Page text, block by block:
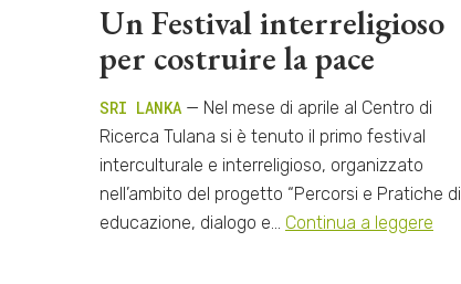
Un Festival interreligioso
per costruire la pace
SRI LANKA — Nel mese di aprile al Centro di
Ricerca Tulana si è tenuto il primo festival
interculturale e interreligioso, organizzato
nell’ambito del progetto “Percorsi e Pratiche di
educazione, dialogo e… Continua a leggere